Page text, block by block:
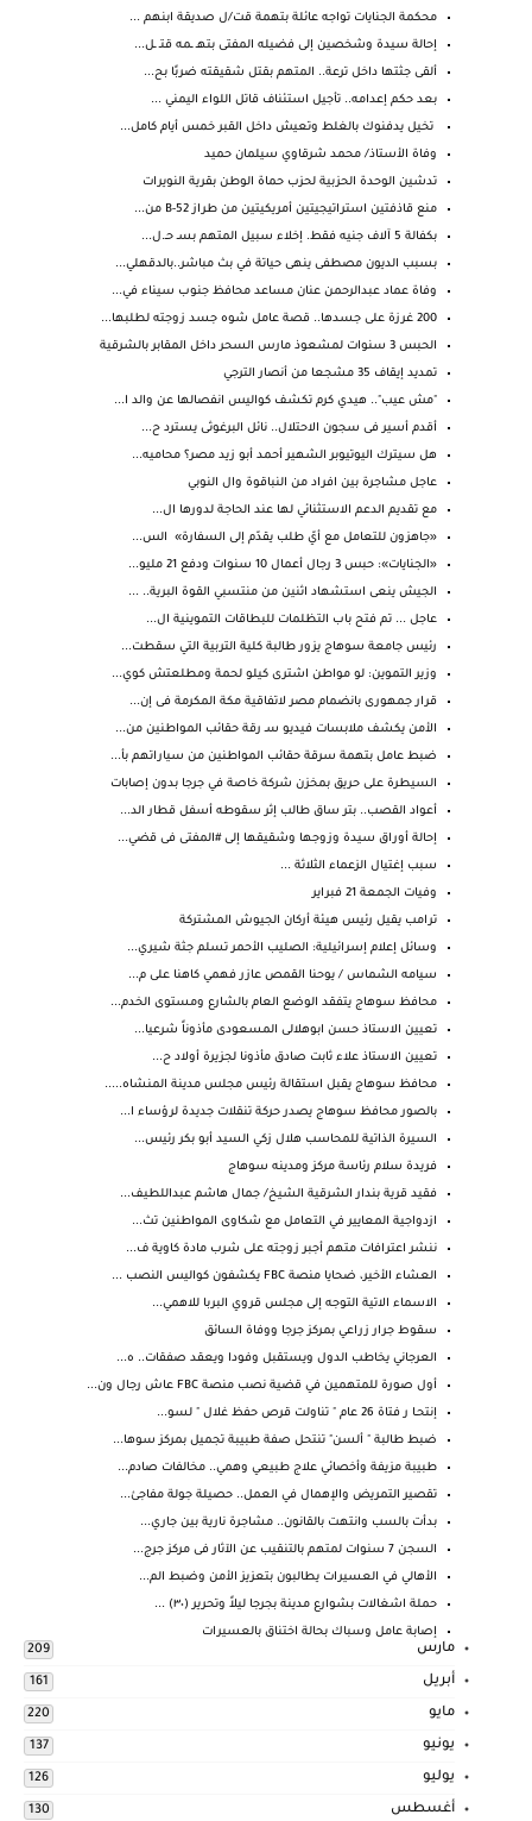
محكمة الجنايات تواجه عائلة بتهمة قت/ل صديقة ابنهم ...
إحالة سيدة وشخصين إلى فضيله المفتى بتهـ ـمه قتـ ـل...
ألقى جثتها داخل ترعة.. المتهم بقتل شقيقته ضربًا بح...
بعد حكم إعدامه.. تأجيل استئناف قاتل اللواء اليمني ...
تخيل يدفنوك بالغلط وتعيش داخل القبر خمس أيام كامل...
وفاة الأستاذ/ محمد شرقاوي سيلمان حميد
تدشين الوحدة الحزبية لحزب حماة الوطن بقرية النويرات
منع قاذفتين استراتيجيتين أمريكيتين من طراز B-52 من...
بكفالة 5 آلاف جنيه فقط. إخلاء سبيل المتهم بسـ حـ.ل...
بسبب الديون مصطفى ينهى حياتة في بث مباشر..بالدقهلي...
وفاة عماد عبدالرحمن عنان مساعد محافظ جنوب سيناء في...
200 غرزة على جسدها.. قصة عامل شوه جسد زوجته لطلبها...
الحبس 3 سنوات لمشعوذ مارس السحر داخل المقابر بالشرقية
تمديد إيقاف 35 مشجعا من أنصار الترجي
"مش عيب".. هيدي كرم تكشف كواليس انفصالها عن والد ا...
أقدم أسير فى سجون الاحتلال.. نائل البرغوثى يسترد ح...
هل سيترك اليوتيوبر الشهير أحمد أبو زيد مصر؟ محاميه...
عاجل مشاجرة بين افراد من النباقوة وال النوبي
مع تقديم الدعم الاستثنائي لها عند الحاجة لدورها ال...
«جاهزون للتعامل مع أيّ طلب يقدّم إلى السفارة» الس...
«الجنايات»: حبس 3 رجال أعمال 10 سنوات ودفع 21 مليو...
الجيش ينعى استشهاد اثنين من منتسبي القوة البرية.. ...
عاجل ... تم فتح باب التظلمات للبطاقات التموينية ال...
رئيس جامعة سوهاج يزور طالبة كلية التربية التي سقطت...
وزير التموين: لو مواطن اشترى كيلو لحمة ومطلعتش كوي...
قرار جمهورى بانضمام مصر لاتفاقية مكة المكرمة فى إن...
الأمن يكشف ملابسات فيديو سـ رقة حقائب المواطنين من...
ضبط عامل بتهمة سرقة حقائب المواطنين من سياراتهم بأ...
السيطرة على حريق بمخزن شركة خاصة في جرجا بدون إصابات
أعواد القصب.. بتر ساق طالب إثر سقوطه أسفل قطار الد...
إحالة أوراق سيدة وزوجها وشقيقها إلى #المفتى فى قضي...
سبب إغتيال الزعماء الثلاثة ...
وفيات الجمعة 21 فبراير
ترامب يقيل رئيس هيئة أركان الجيوش المشتركة
وسائل إعلام إسرائيلية: الصليب الأحمر تسلم جثة شيري...
سيامه الشماس / يوحنا القمص عازر فهمي كاهنا على م...
محافظ سوهاج يتفقد الوضع العام بالشارع ومستوى الخدم...
تعيين الاستاذ حسن ابوهلالى المسعودى مأذوناً شرعيا...
تعيين الاستاذ علاء ثابت صادق مأذونا لجزيرة أولاد ح...
محافظ سوهاج يقبل استقالة رئيس مجلس مدينة المنشاه.....
بالصور محافظ سوهاج يصدر حركة تنقلات جديدة لرؤساء ا...
السيرة الذاتية للمحاسب هلال زكي السيد أبو بكر رئيس...
فريدة سلام رئاسة مركز ومدينه سوهاج
فقيد قرية بندار الشرقية الشيخ/ جمال هاشم عبداللطيف...
ازدواجية المعايير في التعامل مع شكاوى المواطنين تث...
ننشر اعترافات متهم أجبر زوجته على شرب مادة كاوية ف...
العشاء الأخير، ضحايا منصة FBC يكشفون كواليس النصب ...
الاسماء الاتية التوجه إلى مجلس قروي البربا للاهمي...
سقوط جرار زراعي بمركز جرجا ووفاة السائق
العرجاني يخاطب الدول ويستقبل وفودا ويعقد صفقات.. ه...
أول صورة للمتهمين في قضية نصب منصة FBC عاش رجال ون...
إنتحـا ر فتاة 26 عام " تناولت قرص حفظ غلال " لسو...
ضبط طالبة " ألسن" تنتحل صفة طبيبة تجميل بمركز سوها...
طبيبة مزيفة وأخصائي علاج طبيعي وهمي.. مخالفات صادم...
تقصير التمريض والإهمال في العمل.. حصيلة جولة مفاجئ...
بدأت بالسب وانتهت بالقانون.. مشاجرة نارية بين جاري...
السجن 7 سنوات لمتهم بالتنقيب عن الآثار فى مركز جرج...
الأهالي في العسيرات يطالبون بتعزيز الأمن وضبط الم...
حملة اشغالات بشوارع مدينة بجرجا ليلاً وتحرير (٣٠) ...
إصابة عامل وسباك بحالة اختناق بالعسيرات
مارس 209
أبريل 161
مايو 220
يونيو 137
يوليو 126
أغسطس 130